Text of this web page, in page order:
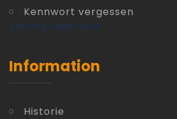
Kennwort vergessen
Vertrag widerrufen
Information
Historie